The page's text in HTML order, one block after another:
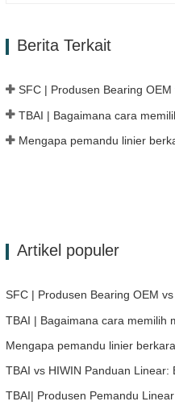
Berita Terkait
Artikel populer
SFC | Produsen Bearing OEM
TBAI | Bagaimana cara memilih